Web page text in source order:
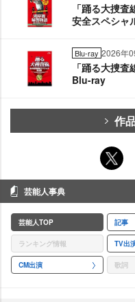
「踊る大捜
安全スペシャ
Blu-ray 2026年
「踊る大捜
Blu-ray
作
芸能人事典
芸能人TOP 記事
ランキング情報 TV出
CM出演 歌詞